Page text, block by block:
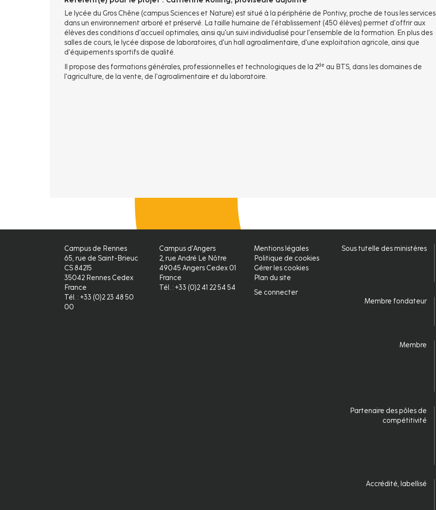
Le lycée du Gros Chêne (campus Sciences et Nature) est situé à la périphérie de Pontivy, proche de tous les services
dans un environnement arboré et préservé. La taille humaine de l'établissement (450 élèves) permet d'offrir aux
élèves des conditions d'accueil optimales, ainsi qu'un suivi individualisé pour l'ensemble de la formation. En plus des
salles de cours, le lycée dispose de laboratoires, d'un hall agroalimentaire, d'une exploitation agricole, ainsi que
d'équipements sportifs de qualité.
Il propose des formations générales, professionnelles et technologiques de la 2de au BTS, dans les domaines de
l'agriculture, de la vente, de l'agroalimentaire et du laboratoire.
Campus de Rennes
65, rue de Saint-Brieuc
CS 84215
35042 Rennes Cedex
France
Tél. : +33 (0)2 23 48 50
00
Campus d'Angers
2, rue André Le Nôtre
49045 Angers Cedex 01
France
Tél. : +33 (0)2 41 22 54 54
Pied
de
page
Mentions légales
Politique de cookies
Gérer les cookies
Plan du site
Se connecter
Sous tutelle des ministères
Membre fondateur
Membre
Partenaire des pôles de
compétitivité
Accrédité, labellisé